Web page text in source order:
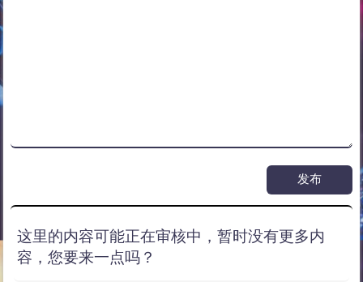
这里的内容可能正在审核中，暂时没有更多内
容，您要来一点吗？